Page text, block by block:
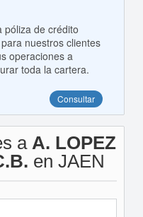
póliza de crédito
nuestros clientes
operaciones a
toda la cartera.
Consultar
a A. LOPEZ
en JAEN